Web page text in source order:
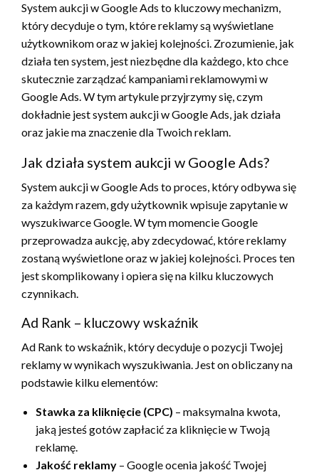
System aukcji w Google Ads to kluczowy mechanizm,
który decyduje o tym, które reklamy są wyświetlane
użytkownikom oraz w jakiej kolejności. Zrozumienie, jak
działa ten system, jest niezbędne dla każdego, kto chce
skutecznie zarządzać kampaniami reklamowymi w
Google Ads. W tym artykule przyjrzymy się, czym
dokładnie jest system aukcji w Google Ads, jak działa
oraz jakie ma znaczenie dla Twoich reklam.
Jak działa system aukcji w Google Ads?
System aukcji w Google Ads to proces, który odbywa się
za każdym razem, gdy użytkownik wpisuje zapytanie w
wyszukiwarce Google. W tym momencie Google
przeprowadza aukcję, aby zdecydować, które reklamy
zostaną wyświetlone oraz w jakiej kolejności. Proces ten
jest skomplikowany i opiera się na kilku kluczowych
czynnikach.
Ad Rank – kluczowy wskaźnik
Ad Rank to wskaźnik, który decyduje o pozycji Twojej
reklamy w wynikach wyszukiwania. Jest on obliczany na
podstawie kilku elementów:
Stawka za kliknięcie (CPC) – maksymalna kwota,
jaką jesteś gotów zapłacić za kliknięcie w Twoją
reklamę.
Jakość reklamy – Google ocenia jakość Twojej